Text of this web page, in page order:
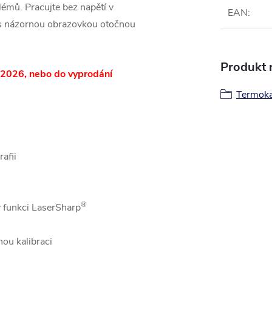
Pracujte bez napětí v
obrazovkou otočnou
nebo do vyprodání
LaserSharp®
kalibraci
EAN:
Produkt